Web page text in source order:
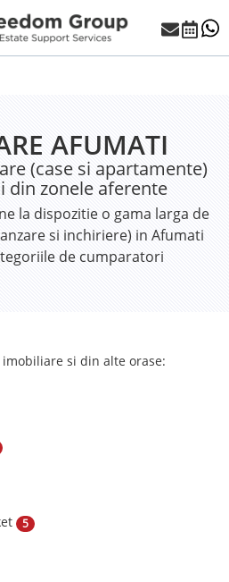
AFUMATI
(case si apartamente)
din zonele aferente
la dispozitie o gama larga de
si inchiriere) in Afumati
de cumparatori
si din alte orase:
5